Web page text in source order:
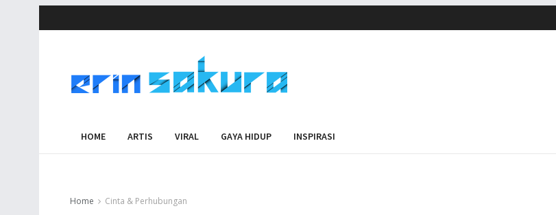
HOME ARTIS VIRAL GAYA HIDUP INSPIRASI
Home Cinta & Perhubungan